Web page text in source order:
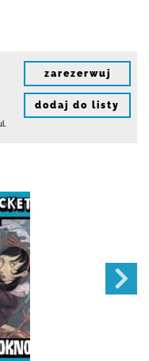
zarezerwuj
dodaj do listy